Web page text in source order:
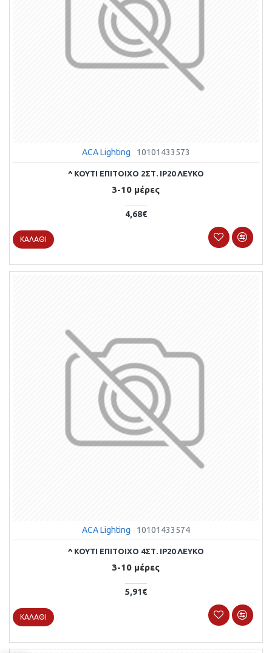
ACA Lighting 10101433573
^ ΚΟΥΤΙ ΕΠΙΤΟΙΧΟ 2ΣΤ. IP20 ΛΕΥΚΟ
3-10 μέρες
4,68€
ΚΑΛΆΘΙ
ACA Lighting 10101433574
^ ΚΟΥΤΙ ΕΠΙΤΟΙΧΟ 4ΣΤ. IP20 ΛΕΥΚΟ
3-10 μέρες
5,91€
ΚΑΛΆΘΙ